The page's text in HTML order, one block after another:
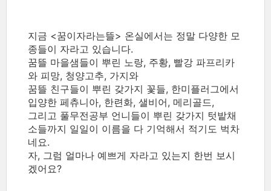
지금 <꿈이자라는뜰> 온실에서는 정말 다양한 모
종들이 자라고 있습니다.
꿈뜰 마을샘들이 뿌린 노랑, 주황, 빨강 파프리카
와 피망, 청양고추, 가지와
꿈뜰 친구들이 뿌린 갖가지 꽃들, 한미플러그에서
입양한 페츄니아, 한련화, 샐비어, 메리골드,
그리고 풀무전공부 언니들이 뿌린 갖가지 텃밭채
소들까지 일일이 이름을 다 기억해서 적기도 벅차
네요.
자, 그럼 얼마나 예쁘게 자라고 있는지 한번 보시
겠어요?